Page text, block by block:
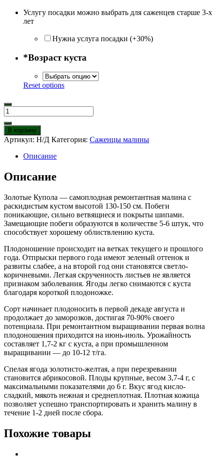
Услугу посадки можно выбрать для саженцев старше 3-х
лет
Нужна услуга посадки (+30%)
*Возраст куста
Reset options
Количество
товара
Малина
Золотые
Купола
В корзину
Артикул: Н/Д Категория: Саженцы малины
Описание
Описание
Золотые Купола — самоплодная ремонтантная малина с
раскидистым кустом высотой 130-150 см. Побеги
поникающие, сильно ветвящиеся и покрыты шипами.
Замещающие побеги образуются в количестве 5-6 штук, что
способствует хорошему облиствлению куста.
Плодоношение происходит на ветках текущего и прошлого
года. Отпрыски первого года имеют зеленый оттенок и
развиты слабее, а на второй год они становятся светло-
коричневыми. Легкая скрученность листьев не является
признаком заболевания. Ягоды легко снимаются с куста
благодаря короткой плодоножке.
Сорт начинает плодоносить в первой декаде августа и
продолжает до заморозков, достигая 70-90% своего
потенциала. При ремонтантном выращивании первая волна
плодоношения приходится на июнь-июль. Урожайность
составляет 1,7-2 кг с куста, а при промышленном
выращивании — до 10-12 т/га.
Спелая ягода золотисто-желтая, а при перезревании
становится абрикосовой. Плоды крупные, весом 3,7-4 г, с
максимальными показателями до 6 г. Вкус ягод кисло-
сладкий, мякоть нежная и среднеплотная. Плотная кожица
позволяет успешно транспортировать и хранить малину в
течение 1-2 дней после сбора.
Похожие товары